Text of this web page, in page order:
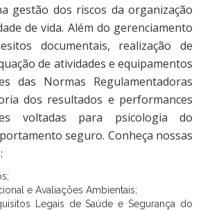
gestão dos riscos da organização
de vida. Além do gerenciamento
documentais, realização de
de atividades e equipamentos
das Normas Regulamentadoras
dos resultados e performances
voltadas para psicologia do
seguro. Conheça nossas
e Avaliações Ambientais;
Legais de Saúde e Segurança do